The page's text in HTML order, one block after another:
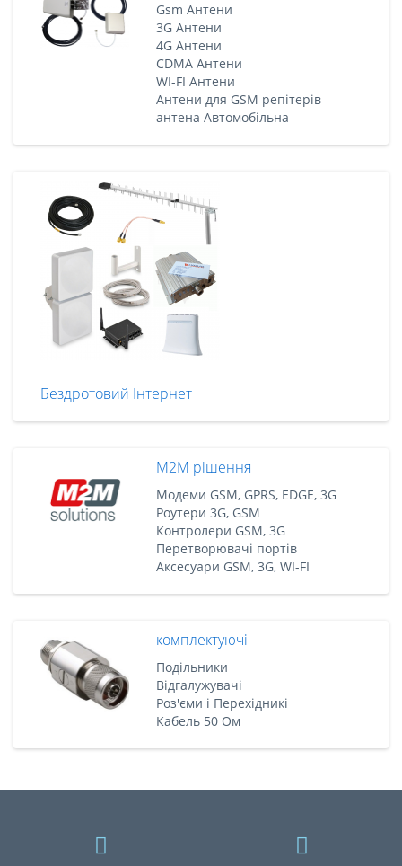
Gsm Антени
3G Антени
4G Антени
CDMA Антени
WI-FI Антени
Антени для GSM репітерів
антена Автомобільна
Бездротовий Інтернет
M2M рішення
Модеми GSM, GPRS, EDGE, 3G
Роутери 3G, GSM
Контролери GSM, 3G
Перетворювачі портів
Аксесуари GSM, 3G, WI-FI
комплектуючі
Подільники
Відгалужувачі
Роз'єми і Перехідникі
Кабель 50 Ом